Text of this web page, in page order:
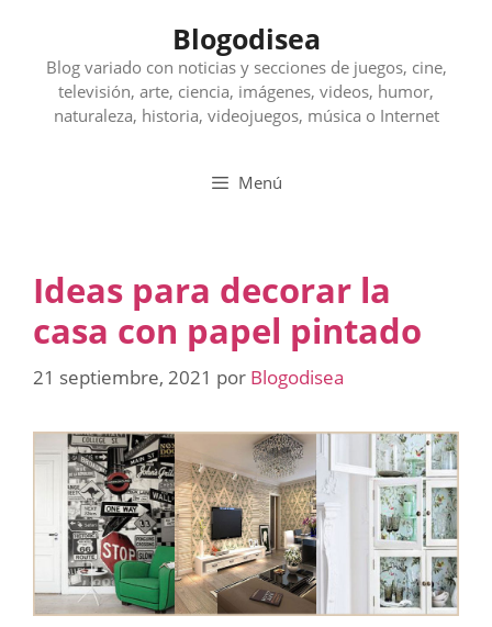
contenido
Blogodisea
Blog variado con noticias y secciones de juegos, cine,
televisión, arte, ciencia, imágenes, videos, humor,
naturaleza, historia, videojuegos, música o Internet
Menú
Ideas para decorar la
casa con papel pintado
21 septiembre, 2021 por Blogodisea